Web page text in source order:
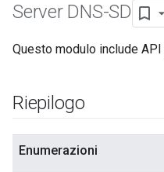
Server DNS-SD
Questo modulo include
Riepilogo
Enumerazioni